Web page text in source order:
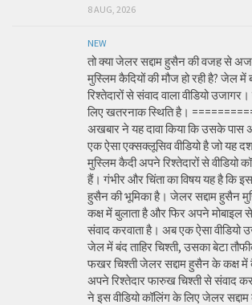
8 AUG, 2026
NEW
तो क्या जेलर सद्दाम हुसैन की वजह से
मुस्लिम कैदियों की मौज हो रही है? जेल में
रिश्तेदारों से संवाद वाला वीडियो
लिए खतरनाक स्थिति है।
अखबार ने यह दावा किया कि उसके
एक ऐसा एक्सक्लूसिव वीडियो है जो यह
मुस्लिम कैदी अपने रिश्तेदारों से वीडियो
हैं। गंभीर और चिंता का विषय यह है कि
हुसैन की भूमिका है। जेलर सद्दाम हुसैन
कक्ष में बुलाता है और फिर अपने मोबाइल
संवाद करवाता है। अब एक ऐसा
जेल में बंद ताहिर चिश्ती, उसका बेटा
फखर चिश्ती जेलर सद्दाम हुसैन के कक्ष
अपने रिश्तेदार फारुख चिश्ती से संवाद
ने इस वीडियो कॉलिंग के लिए जेलर